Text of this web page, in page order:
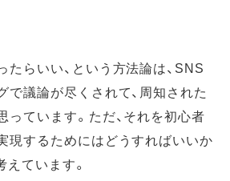
たらいい、という方法論は、SNS
で議論が尽くされて、周知された
っています。ただ、それを初心者
現するためにはどうすればいいか
えています。